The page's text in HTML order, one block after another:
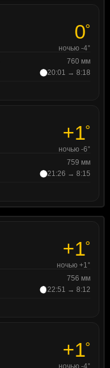
0°
ночью -4°
760 мм
20:01 → 8:18
+1°
ночью -6°
759 мм
21:26 → 8:15
+1°
ночью +1°
756 мм
22:51 → 8:12
+1°